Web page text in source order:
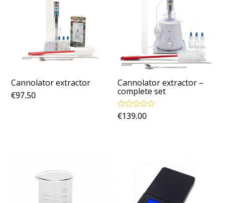
Cannolator extractor
€97.50
Cannolator extractor –
complete set
Gewaardeerd
5.00 uit 5
€139.00